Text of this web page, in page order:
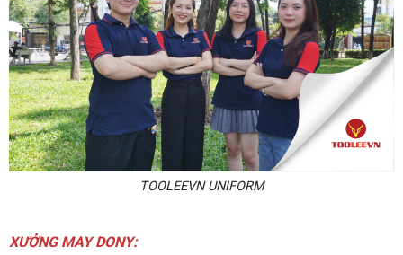
TOOLEEVN UNIFORM
XƯỞNG MAY DONY: